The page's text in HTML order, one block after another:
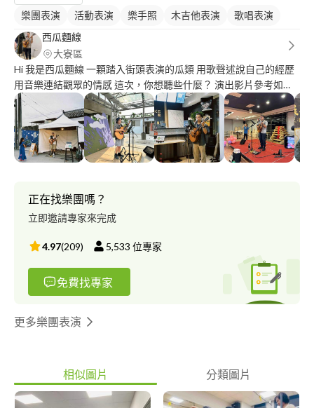
樂團表演 活動表演 樂手照 木吉他表演
歌唱表演
西瓜麵線
大寮區
Hi 我是西瓜麵線 一顆踏入街頭表演的瓜類 用歌聲述說自己的經歷
用音樂連結觀眾的情感 這次，你想聽些什麼？ 演出影片參考如
下： 我還年輕 我還年輕-老王樂團
https://www.instagram.com/reel/Cn6sgTuAHP-/?
igshid=MmJiY2I4NDBkZg== 你的答案-阿冗
https://www.instagram.com/reel/Co1IEAHg7FD/?
igshid=MmJiY2I4NDBkZg== 末班車-蕭煌奇
igshid=MzRlODBiNWFlZA==
正在找樂團嗎？
立即邀請專家來完成
4.97(209) 5,533 位專家
免費找專家
更多樂團表演
相似圖片 分類圖片